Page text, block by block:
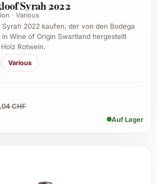
Syrah 2022
· Various
2022 kaufen, der von den Bodega
Wine of Origin Swartland hergestellt
Rotwein.
Various
CHF
Auf Lager